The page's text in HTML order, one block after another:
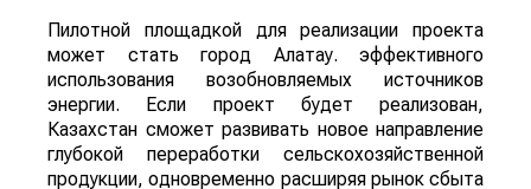
Пилотной площадкой для реализации проекта
может стать город Алатау. эффективного
использования возобновляемых источников
энергии. Если проект будет реализован,
Казахстан сможет развивать новое направление
глубокой переработки сельскохозяйственной
продукции, одновременно расширяя рынок сбыта